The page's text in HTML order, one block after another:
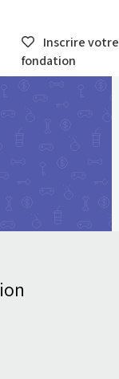
Inscrire votre
fondation